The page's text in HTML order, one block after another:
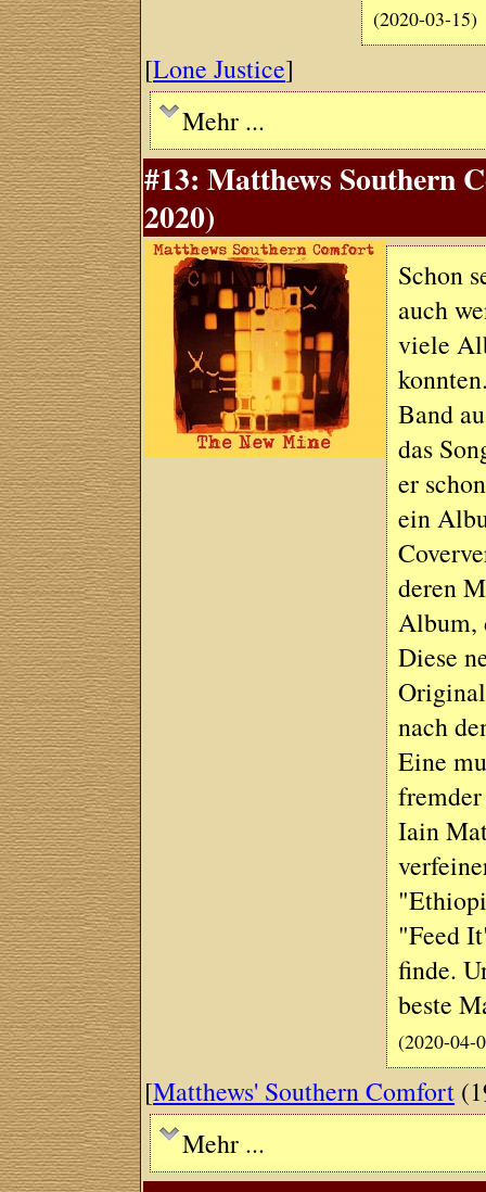
(2020-03-15)
[Lone Justice]
Mehr ...
#13: Matthews Southern
2020)
Schon
auch
viele
Band
das
er
ein
deren
Album,
Diese
nach
Eine
Iain
"Feed
finde.
beste
(2020-04-
[Matthews' Southern Comfort
Mehr ...